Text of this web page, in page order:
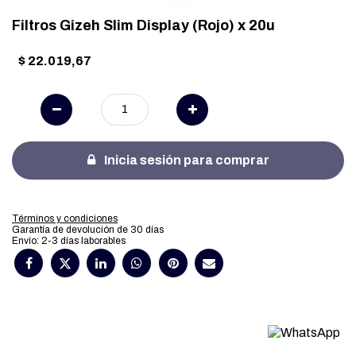
Filtros Gizeh Slim Display (Rojo) x 20u
$ 22.019,67
Inicia sesión para comprar
Términos y condiciones
Garantía de devolución de 30 días
Envío: 2-3 días laborables